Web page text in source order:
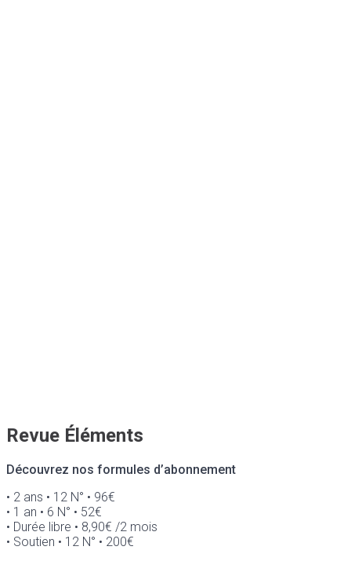
Revue Éléments
Découvrez nos formules d’abonnement
• 2 ans • 12 N° • 96€
• 1 an • 6 N° • 52€
• Durée libre • 8,90€ /2 mois
• Soutien • 12 N° • 200€